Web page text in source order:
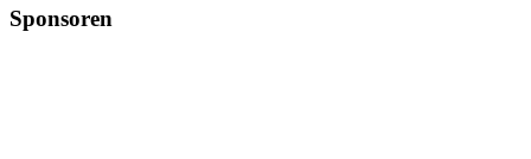
Sponsoren